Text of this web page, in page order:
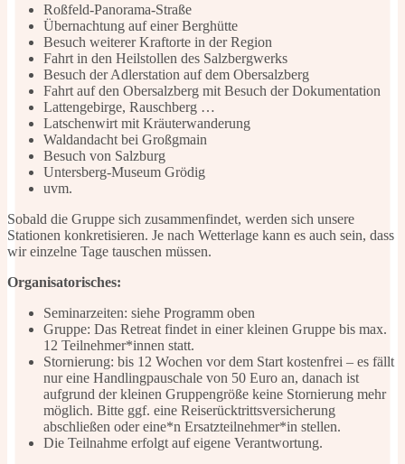
Roßfeld-Panorama-Straße
Übernachtung auf einer Berghütte
Besuch weiterer Kraftorte in der Region
Fahrt in den Heilstollen des Salzbergwerks
Besuch der Adlerstation auf dem Obersalzberg
Fahrt auf den Obersalzberg mit Besuch der Dokumentation
Lattengebirge, Rauschberg …
Latschenwirt mit Kräuterwanderung
Waldandacht bei Großgmain
Besuch von Salzburg
Untersberg-Museum Grödig
uvm.
Sobald die Gruppe sich zusammenfindet, werden sich unsere
Stationen konkretisieren. Je nach Wetterlage kann es auch sein, dass
wir einzelne Tage tauschen müssen.
Organisatorisches:
Seminarzeiten: siehe Programm oben
Gruppe: Das Retreat findet in einer kleinen Gruppe bis max.
12 Teilnehmer*innen statt.
Stornierung: bis 12 Wochen vor dem Start kostenfrei – es fällt
nur eine Handlingpauschale von 50 Euro an, danach ist
aufgrund der kleinen Gruppengröße keine Stornierung mehr
möglich. Bitte ggf. eine Reiserücktrittsversicherung
abschließen oder eine*n Ersatzteilnehmer*in stellen.
Die Teilnahme erfolgt auf eigene Verantwortung.